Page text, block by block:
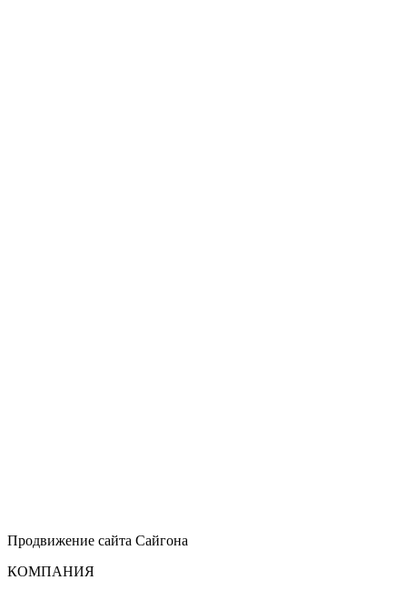
Продвижение сайта Сайгона
КОМПАНИЯ